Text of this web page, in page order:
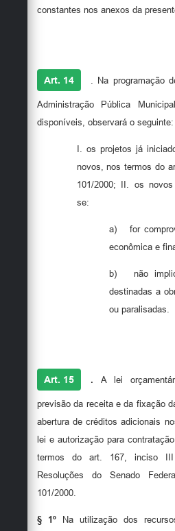
constantes nos anexos da
Art. 14 . Na programação
Administração Pública
disponíveis, observará o seguinte:
I.
os projetos já
novos, nos termos do
101/2000; II.
os novos
se:
a)
for
econômica e
b)
não
destinadas a
ou paralisadas.
Art. 15 . A lei
previsão da receita e da fixação
abertura de créditos adicionais
lei e autorização para
termos do art. 167, inciso
Resoluções do Senado
101/2000.
§ 1º
Na utilização dos